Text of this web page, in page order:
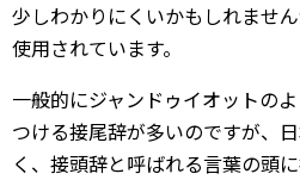
少しわかりにくいかもしれませ
使用されています。
一般的にジャンドゥイオットの
つける接尾辞が多いのですが、
く、接頭辞と呼ばれる言葉の頭